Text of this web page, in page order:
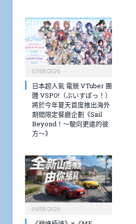
07/08/2026
日本超人氣 電競 VTuber 團
體 VSPO!（ぶいすぽっ！）
將於今年夏天首度推出海外
期間限定餐廳企劃《Sail
Beyond！～駛向更遠的彼
方～》
06/08/2026